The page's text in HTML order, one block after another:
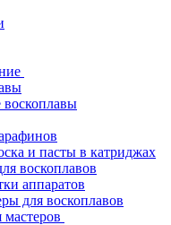
и пасты в катриджах
воскоплавов
аппаратов
для воскоплавов